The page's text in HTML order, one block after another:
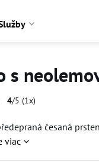
s
4/5 (1x)
česaná
viac